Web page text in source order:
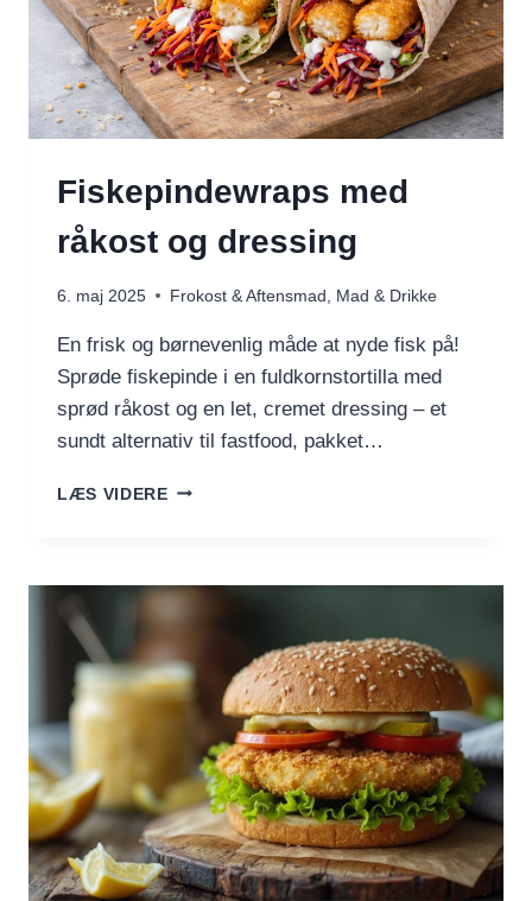
Fiskepindewraps med
råkost og dressing
6. maj 2025 Frokost & Aftensmad Mad & Drikke
En frisk og børnevenlig måde at nyde fisk på!
Sprøde fiskepinde i en fuldkornstortilla med
sprød råkost og en let, cremet dressing – et
sundt alternativ til fastfood, pakket…
LÆS VIDEREFISKEPINDEWRAPS
DRESSING